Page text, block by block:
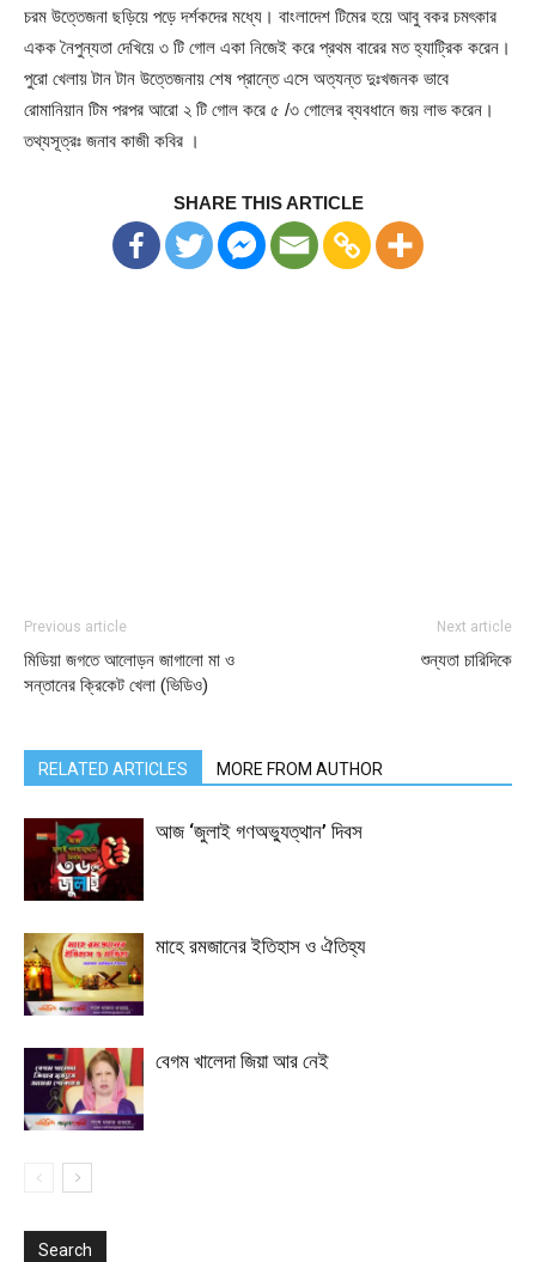
চরম উত্তেজনা ছড়িয়ে পড়ে দর্শকদের মধ্যে। বাংলাদেশ টিমের হয়ে আবু বকর চমৎকার
একক নৈপুন্যতা দেখিয়ে ৩ টি গোল একা নিজেই করে প্রথম বারের মত হ্যাট্রিক করেন।
পুরো খেলায় টান টান উত্তেজনায় শেষ প্রান্তে এসে অত্যন্ত দুঃখজনক ভাবে
রোমানিয়ান টিম পরপর আরো ২ টি গোল করে ৫ /৩ গোলের ব্যবধানে জয় লাভ করেন।
তথ্যসূত্রঃ জনাব কাজী কবির ।
SHARE THIS ARTICLE
Previous article
মিডিয়া জগতে আলোড়ন জাগালো মা ও
সন্তানের ক্রিকেট খেলা (ভিডিও)
Next article
শুন্যতা চারিদিকে
RELATED ARTICLES MORE FROM AUTHOR
আজ ‘জুলাই গণঅভ্যুত্থান’ দিবস
মাহে রমজানের ইতিহাস ও ঐতিহ্য
বেগম খালেদা জিয়া আর নেই
Search